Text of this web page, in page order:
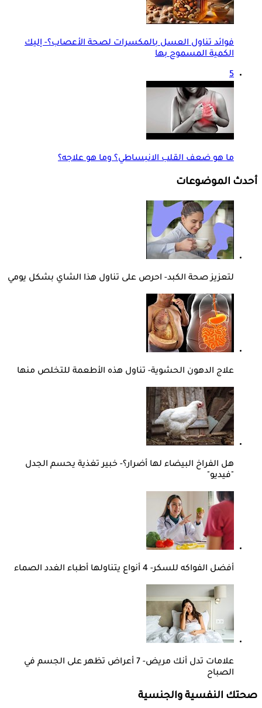
فوائد تناول العسل بالمكسرات لصحة الأعصاب؟- إليك
الكمية المسموح بها
5
ما هو ضعف القلب الانبساطي؟ وما هو علاجه؟
أحدث الموضوعات
لتعزيز صحة الكبد- احرص على تناول هذا الشاي بشكل يومي
علاج الدهون الحشوية- تناول هذه الأطعمة للتخلص منها
هل الفراخ البيضاء لها أضرار؟- خبير تغذية يحسم الجدل
"فيديو"
أفضل الفواكه للسكر- 4 أنواع يتناولها أطباء الغدد الصماء
علامات تدل أنك مريض- 7 أعراض تظهر على الجسم في
الصباح
صحتك النفسية والجنسية